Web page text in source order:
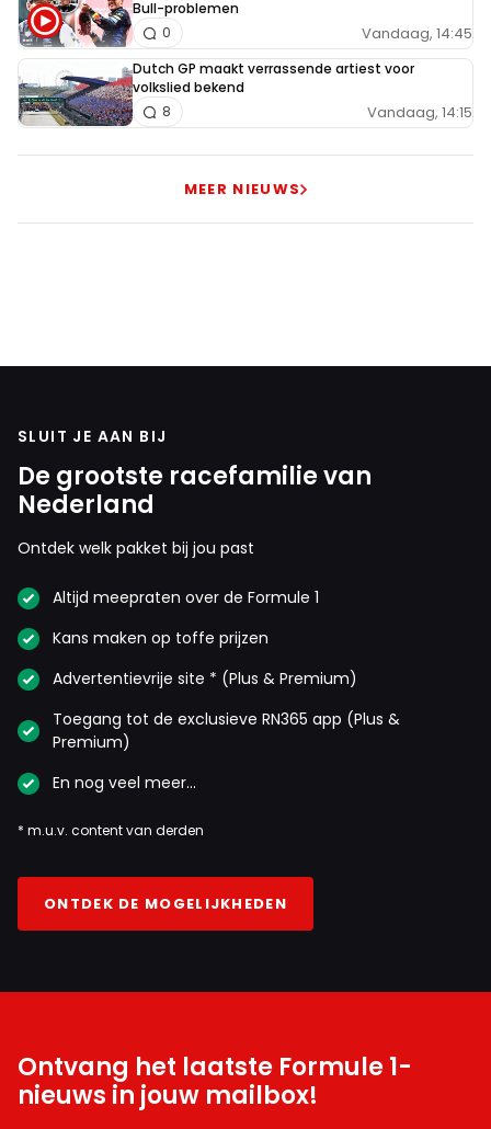
Bull-problemen
Vandaag, 14:45
0
Dutch GP maakt verrassende artiest voor
volkslied bekend
Vandaag, 14:15
8
MEER NIEUWS
SLUIT JE AAN BIJ
De grootste racefamilie van
Nederland
Ontdek welk pakket bij jou past
Altijd meepraten over de Formule 1
Kans maken op toffe prijzen
Advertentievrije site * (Plus & Premium)
Toegang tot de exclusieve RN365 app (Plus &
Premium)
En nog veel meer…
* m.u.v. content van derden
ONTDEK DE MOGELIJKHEDEN
Ontvang het laatste Formule 1-
nieuws in jouw mailbox!